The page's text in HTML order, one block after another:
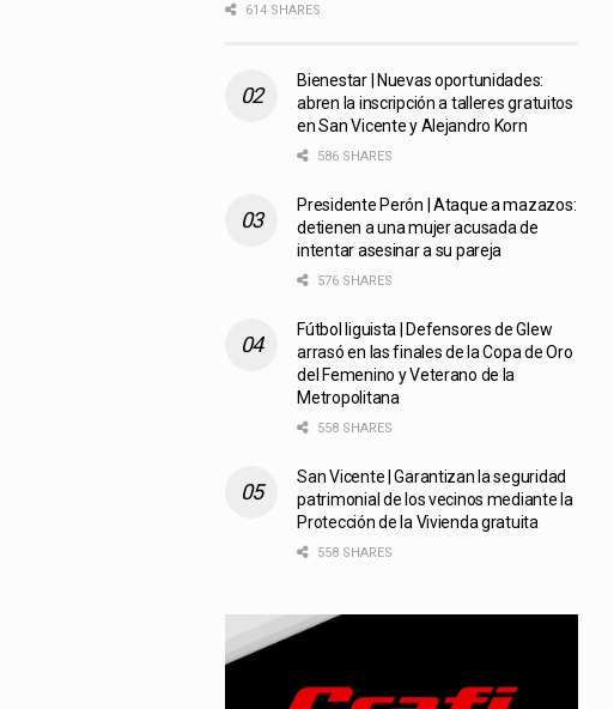
614 SHARES
Bienestar | Nuevas oportunidades:
abren la inscripción a talleres gratuitos
en San Vicente y Alejandro Korn
586 SHARES
Presidente Perón | Ataque a mazazos:
detienen a una mujer acusada de
intentar asesinar a su pareja
576 SHARES
Fútbol liguista | Defensores de Glew
arrasó en las finales de la Copa de Oro
del Femenino y Veterano de la
Metropolitana
558 SHARES
San Vicente | Garantizan la seguridad
patrimonial de los vecinos mediante la
Protección de la Vivienda gratuita
558 SHARES